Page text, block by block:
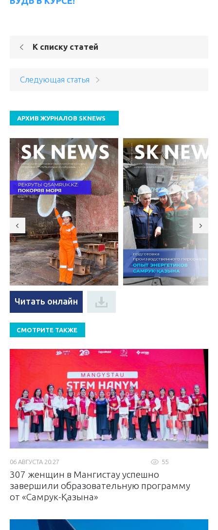
К списку статей
Следующая статья
АРХИВ ЖУРНАЛОВ SKNEWS
Читать онлайн
СМОТРИТЕ ТАКЖЕ
55
06 АВГУСТА 20:27
307 женщин в Мангистау успешно
завершили образовательную программу
от «Самрук-Қазына»